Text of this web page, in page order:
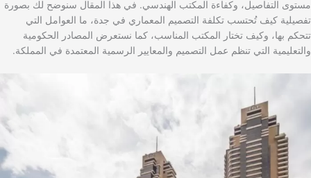
مستوى التفاصيل، وكفاءة المكتب الهندسي. في هذا المقال سنوضح لك بصورة
تفصيلية كيف تُحتسب تكلفة التصميم المعماري في جدة، ما العوامل التي
تتحكم بها، وكيف تختار المكتب المناسب، كما نستعرض المصادر الحكومية
والتعليمية التي تنظم عمل التصميم والمعايير الرسمية المعتمدة في المملكة.